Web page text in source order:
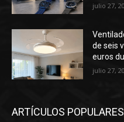
julio 27,
de seis
euros
julio 27,
ARTÍCULOS POPULARES